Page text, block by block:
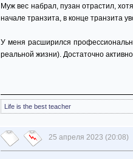
Муж вес набрал, пузан отрастил,
начале транзита, в конце транзита
У меня расширился
реальной жизни). Достаточно
Life is the best teacher
25 апреля 2023 (20:08)